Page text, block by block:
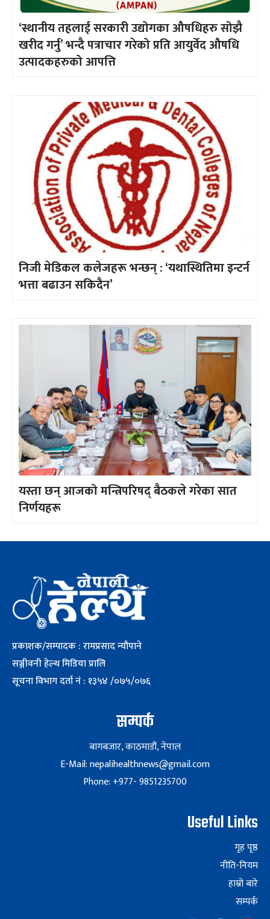
‘स्थानीय तहलाई सरकारी उद्योगका औषधिहरु सोझै
खरीद गर्नु’ भन्दै पत्राचार गरेको प्रति आयुर्वेद औषधि
उत्पादकहरुको आपत्ति
निजी मेडिकल कलेजहरू भन्छन् : ‘यथास्थितिमा इन्टर्न
भत्ता बढाउन सकिदैन’
यस्ता छन् आजको मन्त्रिपरिषद् बैठकले गरेका सात
निर्णयहरू
प्रकाशक/सम्पादक : रामप्रसाद न्यौपाने
सञ्जीवनी हेल्थ मिडिया प्रालि
सूचना विभाग दर्ता नं : १३५४ /०७५/०७६
सम्पर्क
बागबजार, काठमाडौं, नेपाल
E-Mail: nepalihealthnews@gmail.com
Phone: +977- 9851235700
Useful Links
गृह पृष्ठ
नीति-नियम
हाम्रो बारे
सम्पर्क